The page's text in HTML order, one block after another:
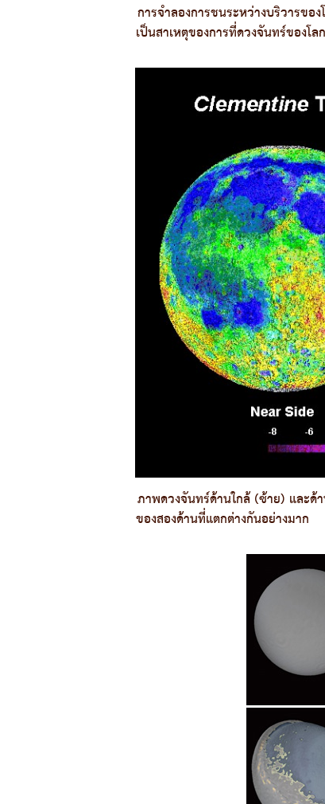
การจำลองการชนระหว่างบริวารข
เป็นสาเหตุของการที่ดวงจันทร์ของโ
ภาพดวงจันทร์ด้านใกล้ (ซ้าย) และด้
ของสองด้านที่แตกต่างกันอย่างมาก